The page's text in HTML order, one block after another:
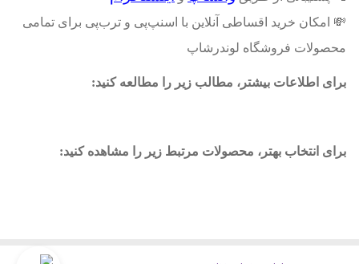
💸 امکان خرید اقساطی آنلاین با اسنپ‌پی و ترب‌پی برای تمامی
محصولات فروشگاه لوندرشاپ
برای اطلاعات بیشتر، مطالب زیر را مطالعه کنید:
برای انتخاب بهتر، محصولات مرتبط زیر را مشاهده کنید: